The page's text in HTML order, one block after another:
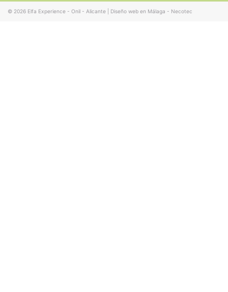
© 2026 Elfa Experience - Onil - Alicante Diseño web en Málaga - Necotec